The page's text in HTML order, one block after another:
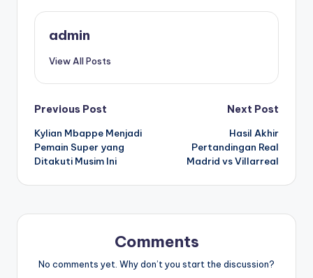
admin
View All Posts
Post
navigation
Previous Post
Kylian Mbappe Menjadi
Pemain Super yang
Ditakuti Musim Ini
Next Post
Hasil Akhir
Pertandingan Real
Madrid vs Villarreal
Comments
No comments yet. Why don’t you start the discussion?